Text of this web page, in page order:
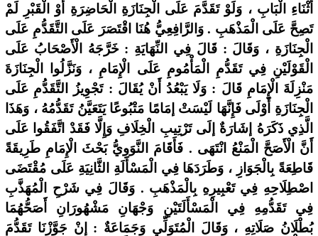
أَثْنَاءِ الْبَابِ ، وَلَوْ تَقَدَّمَ عَلَى الْجِنَازَةِ الْحَاضِرَةِ أَوْ الْقَبْرِ لَمْ
تَصِحَّ عَلَى الْمَذْهَبِ . وَالرَّافِعِيُّ هُنَا اقْتَصَرَ عَلَى التَّقَدُّمِ عَلَى
الْجِنَازَةِ ، وَقَالَ : قَالَ فِي النِّهَايَةِ : خَرَّجَهُ الْأَصْحَابُ عَلَى
الْقَوْلَيْنِ فِي تَقَدُّمِ الْمَأْمُومِ عَلَى الْإِمَامِ ، وَنَزَّلُوا الْجِنَازَةَ
مَنْزِلَةَ الْإِمَامِ قَالَ : وَلَا يَبْعُدُ أَنْ يُقَالَ : تَجْوِيزُ التَّقَدُّمِ عَلَى
الْجِنَازَةِ أَوْلَى فَإِنَّهَا لَيْسَتْ إمَامًا مَتْبُوعًا يَتَعَيَّنُ تَقَدُّمُهُ ، وَهَذَا
الَّذِي ذَكَرَهُ إشَارَةٌ إلَى تَرْتِيبِ الْخِلَافِ وَإِلَّا فَقَدْ اتَّفَقُوا عَلَى
أَنَّ الْأَصَحَّ الْمَنْعُ انْتَهَى . فَأَقَامَ النَّوَوِيُّ بَحْثَ الْإِمَامِ طَرِيقَةً
قَاطِعَةً بِالْجَوَازِ ، وَطَرَدَهَا فِي الْمَسْأَلَةِ الثَّانِيَةِ عَلَى مُقْتَضَى
اصْطِلَاحِهِ فِي تَعْبِيرِهِ بِالْمَذْهَبِ . وَقَالَ فِي شَرْحِ الْمُهَذَّبِ
فِي تَقَدُّمِهِ فِي الْمَسْأَلَتَيْنِ وَجْهَانِ مَشْهُورَانِ أَصَحُّهُمَا
بُطْلَانُ صَلَاتِهِ ، وَقَالَ الْمُتَوَلِّي وَجَمَاعَةٌ : إنْ جَوَّزْنَا تَقَدُّمَ